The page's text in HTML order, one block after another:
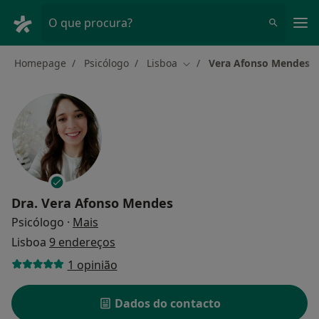
O que procura?
Homepage Psicólogo Lisboa Mudar de cidade
Vera Afonso Mendes
Dra. Vera Afonso Mendes
Psicólogo · Mais
Lisboa 9 endereços
1 opinião
Dados do contacto